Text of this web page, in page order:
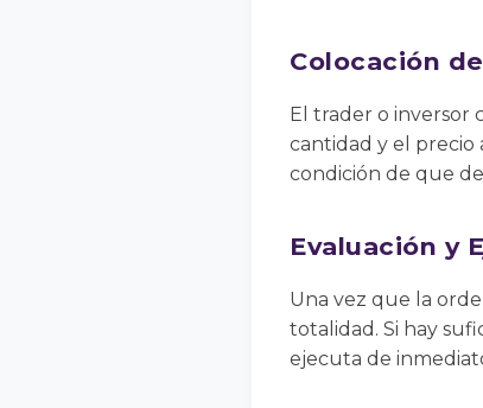
Colocación
El trader o inversor
cantidad y el precio
condición de que
Evaluación y
Una vez que la
totalidad. Si hay
ejecuta de